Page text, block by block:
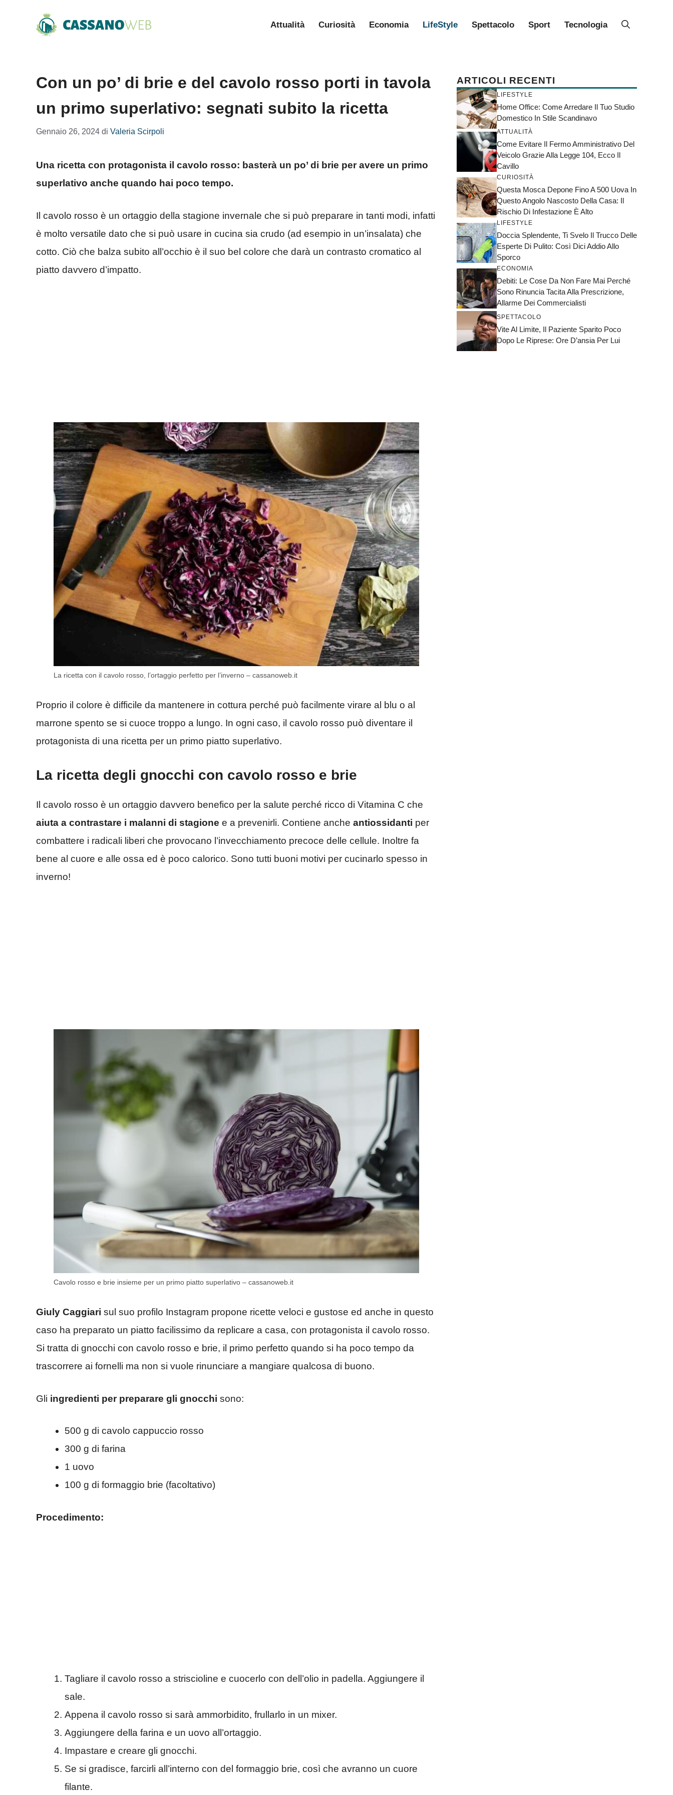
Attualità Curiosità Economia LifeStyle Spettacolo Sport Tecnologia
Con un po’ di brie e del cavolo rosso porti in tavola
un primo superlativo: segnati subito la ricetta
Gennaio 26, 2024 di Valeria Scirpoli
Una ricetta con protagonista il cavolo rosso: basterà un po’ di brie per avere un primo
superlativo anche quando hai poco tempo.
Il cavolo rosso è un ortaggio della stagione invernale che si può preparare in tanti modi, infatti
è molto versatile dato che si può usare in cucina sia crudo (ad esempio in un’insalata) che
cotto. Ciò che balza subito all’occhio è il suo bel colore che darà un contrasto cromatico al
piatto davvero d’impatto.
La ricetta con il cavolo rosso, l’ortaggio perfetto per l’inverno – cassanoweb.it
Proprio il colore è difficile da mantenere in cottura perché può facilmente virare al blu o al
marrone spento se si cuoce troppo a lungo. In ogni caso, il cavolo rosso può diventare il
protagonista di una ricetta per un primo piatto superlativo.
La ricetta degli gnocchi con cavolo rosso e brie
Il cavolo rosso è un ortaggio davvero benefico per la salute perché ricco di Vitamina C che
aiuta a contrastare i malanni di stagione e a prevenirli. Contiene anche antiossidanti per
combattere i radicali liberi che provocano l’invecchiamento precoce delle cellule. Inoltre fa
bene al cuore e alle ossa ed è poco calorico. Sono tutti buoni motivi per cucinarlo spesso in
inverno!
Cavolo rosso e brie insieme per un primo piatto superlativo – cassanoweb.it
Giuly Caggiari sul suo profilo Instagram propone ricette veloci e gustose ed anche in questo
caso ha preparato un piatto facilissimo da replicare a casa, con protagonista il cavolo rosso.
Si tratta di gnocchi con cavolo rosso e brie, il primo perfetto quando si ha poco tempo da
trascorrere ai fornelli ma non si vuole rinunciare a mangiare qualcosa di buono.
Gli ingredienti per preparare gli gnocchi sono:
500 g di cavolo cappuccio rosso
300 g di farina
1 uovo
100 g di formaggio brie (facoltativo)
Procedimento:
Tagliare il cavolo rosso a striscioline e cuocerlo con dell’olio in padella. Aggiungere il
sale.
Appena il cavolo rosso si sarà ammorbidito, frullarlo in un mixer.
Aggiungere della farina e un uovo all’ortaggio.
Impastare e creare gli gnocchi.
Se si gradisce, farcirli all’interno con del formaggio brie, così che avranno un cuore
filante.
ARTICOLI RECENTI
LIFESTYLE
Home Office: Come Arredare Il Tuo Studio
Domestico In Stile Scandinavo
ATTUALITÀ
Come Evitare Il Fermo Amministrativo Del
Veicolo Grazie Alla Legge 104, Ecco Il
Cavillo
CURIOSITÀ
Questa Mosca Depone Fino A 500 Uova In
Questo Angolo Nascosto Della Casa: Il
Rischio Di Infestazione È Alto
LIFESTYLE
Doccia Splendente, Ti Svelo Il Trucco Delle
Esperte Di Pulito: Così Dici Addio Allo
Sporco
ECONOMIA
Debiti: Le Cose Da Non Fare Mai Perché
Sono Rinuncia Tacita Alla Prescrizione,
Allarme Dei Commercialisti
SPETTACOLO
Vite Al Limite, Il Paziente Sparito Poco
Dopo Le Riprese: Ore D’ansia Per Lui